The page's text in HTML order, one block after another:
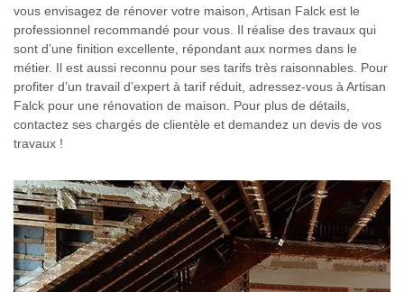
vous envisagez de rénover votre maison, Artisan Falck est le
professionnel recommandé pour vous. Il réalise des travaux qui
sont d’une finition excellente, répondant aux normes dans le
métier. Il est aussi reconnu pour ses tarifs très raisonnables. Pour
profiter d’un travail d’expert à tarif réduit, adressez-vous à Artisan
Falck pour une rénovation de maison. Pour plus de détails,
contactez ses chargés de clientèle et demandez un devis de vos
travaux !